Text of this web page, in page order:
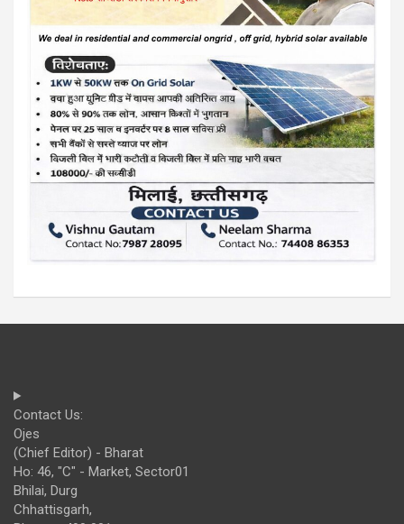
Contact Us:
Ojes
(Chief Editor) - Bharat
Ho: 46, "C" - Market, Sector01
Bhilai, Durg
Chhattisgarh,